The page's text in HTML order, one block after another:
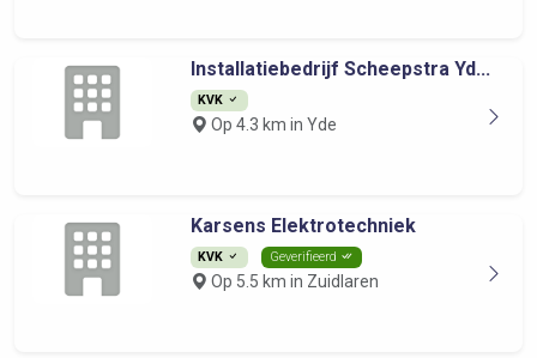
Installatiebedrijf Scheepstra Yd...
KVK
Op 4.3 km in Yde
Karsens Elektrotechniek
KVK Geverifieerd
Op 5.5 km in Zuidlaren